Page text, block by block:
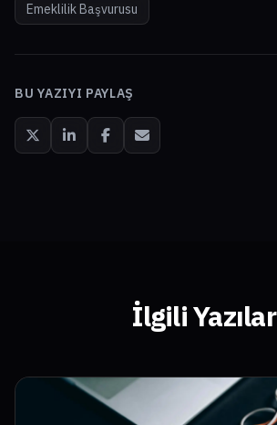
Emeklilik Başvurusu
BU YAZIYI PAYLAŞ
İlgili Yazılar